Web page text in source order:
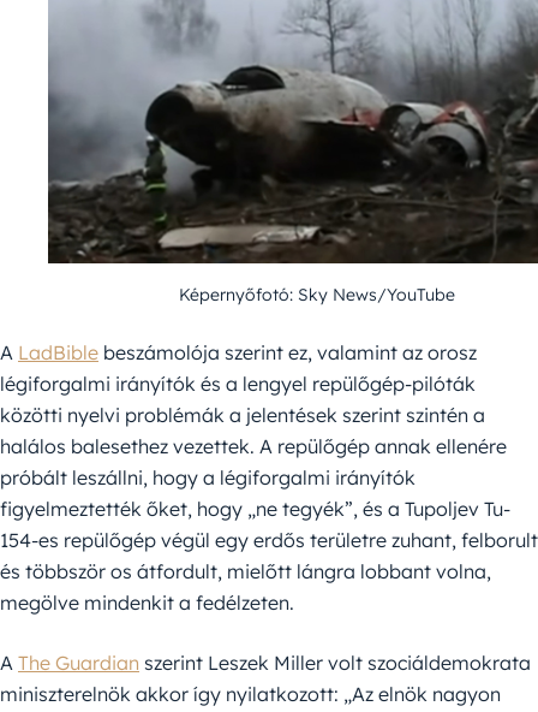
Képernyőfotó: Sky News/YouTube
A LadBible beszámolója szerint ez, valamint az orosz
légiforgalmi irányítók és a lengyel repülőgép-pilóták
közötti nyelvi problémák a jelentések szerint szintén a
halálos balesethez vezettek. A repülőgép annak ellenére
próbált leszállni, hogy a légiforgalmi irányítók
figyelmeztették őket, hogy „ne tegyék”, és a Tupoljev Tu-
154-es repülőgép végül egy erdős területre zuhant, felborult
és többször os átfordult, mielőtt lángra lobbant volna,
megölve mindenkit a fedélzeten.
A The Guardian szerint Leszek Miller volt szociáldemokrata
miniszterelnök akkor így nyilatkozott: „Az elnök nagyon